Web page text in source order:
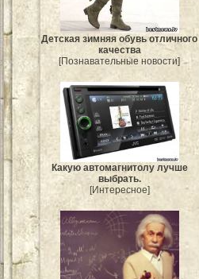
Детская зимняя обувь отличного
качества
[Познавательные новости]
Какую автомагнитолу лучше
выбрать.
[Интересное]